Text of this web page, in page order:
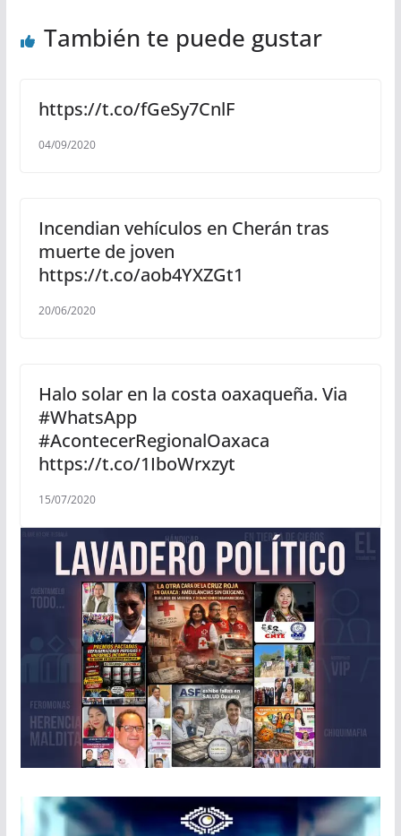
También te puede gustar
https://t.co/fGeSy7CnlF
04/09/2020
Incendian vehículos en Cherán tras
muerte de joven
https://t.co/aob4YXZGt1
20/06/2020
Halo solar en la costa oaxaqueña. Via
#WhatsApp
#AcontecerRegionalOaxaca
https://t.co/1IboWrxzyt
15/07/2020